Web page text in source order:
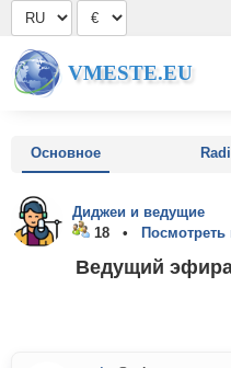
VMESTE.EU
Основное
Диджеи и ведущие
18 •
Ведущий